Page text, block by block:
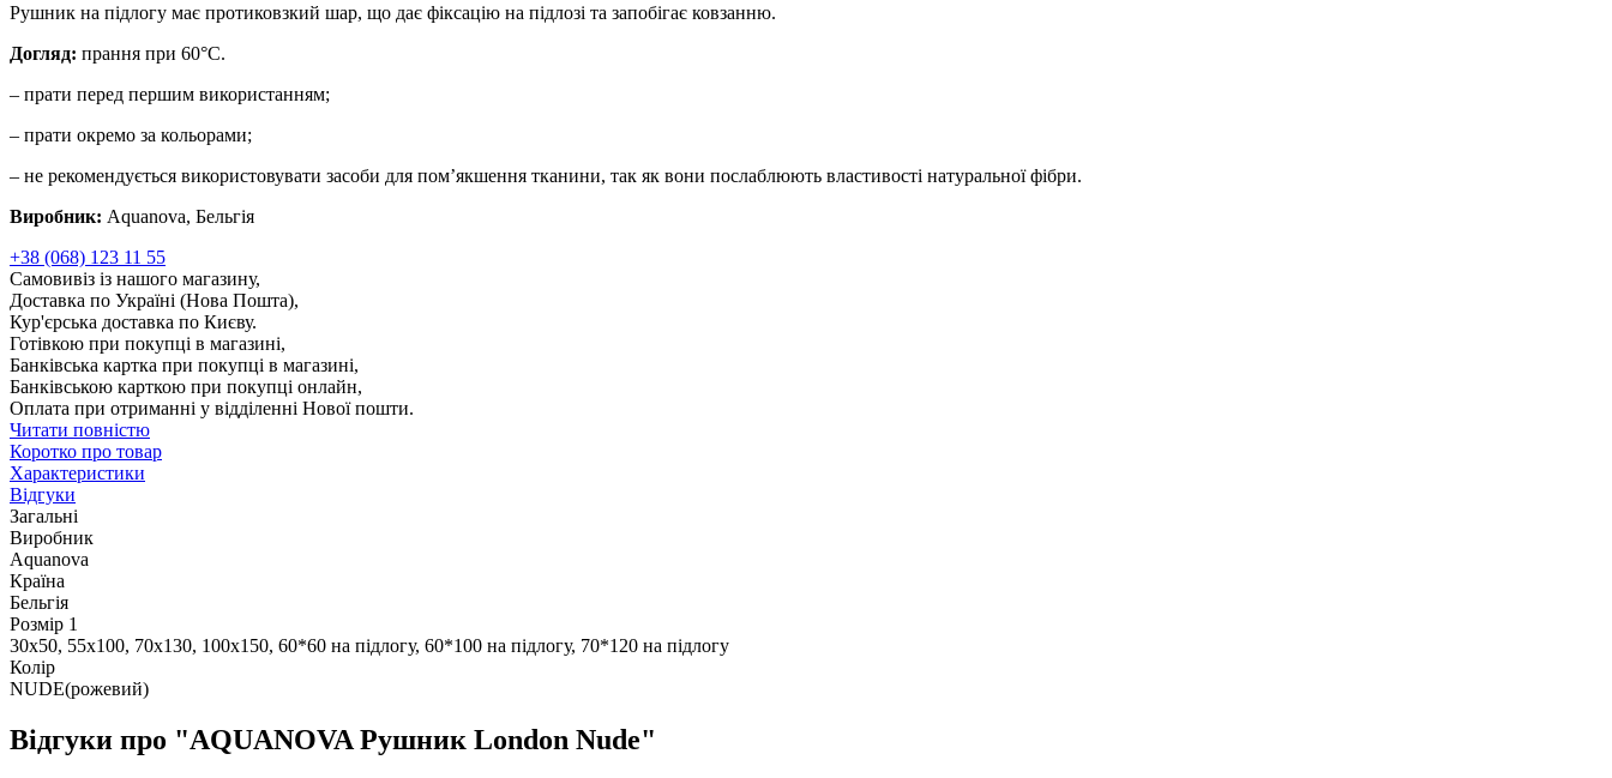
Рушник на підлогу має протиковзкий шар, що дає фіксацію на підлозі та запобігає ковзанню.
Догляд: прання при 60°С.
– прати перед першим використанням;
– прати окремо за кольорами;
– не рекомендується використовувати засоби для пом’якшення тканини, так як вони послаблюють властивості натуральної фібри.
Виробник: Aquanova, Бельгія
+38 (068) 123 11 55
Самовивіз із нашого магазину,
Доставка по Україні (Нова Пошта),
Кур'єрська доставка по Києву.
Готівкою при покупці в магазині,
Банківська картка при покупці в магазині,
Банківською карткою при покупці онлайн,
Оплата при отриманні у відділенні Нової пошти.
Читати повністю
Коротко про товар
Характеристики
Відгуки
Загальні
Виробник
Aquanova
Країна
Бельгія
Розмір 1
30x50, 55x100, 70x130, 100x150, 60*60 на підлогу, 60*100 на підлогу, 70*120 на підлогу
Колір
NUDE(рожевий)
Відгуки про "AQUANOVA Рушник London Nude"